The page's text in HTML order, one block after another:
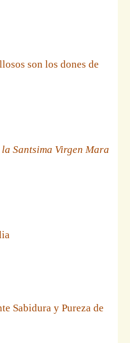
son los dones de
Santsima Virgen Mara
Sabidura y Pureza de